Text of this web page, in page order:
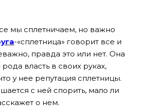
мы сплетничаем, но важно
-«сплетница» говорит все и
правда это или нет. Она
рода власть в своих руках,
у нее репутация сплетницы.
с ней спорить, мало ли
о нем.